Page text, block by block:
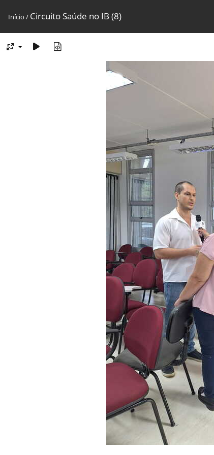
Início / Circuito Saúde no IB (8)